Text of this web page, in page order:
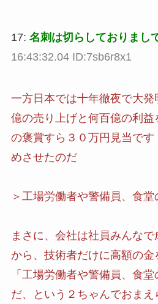
17: 名刺は切らしておりまし
16:43:32.04 ID:7sb6r8x1
一方日本では十年徹夜で大
億の売り上げと何百億の利
の褒賞すら３０万円見当で
めさせたのだ
＞工場労働者や警備員、食堂
まさに、会社は社員みんな
から、技術者だけに高額の金
「工場労働者や警備員、食
だ、という２ちゃんでおまえ